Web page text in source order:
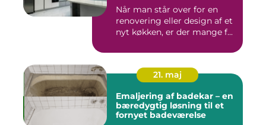
Når man står over for en
renovering eller design af et
nyt køkken, er der mange f...
21. maj
Emaljering af badekar – en
bæredygtig løsning til et
fornyet badeværelse